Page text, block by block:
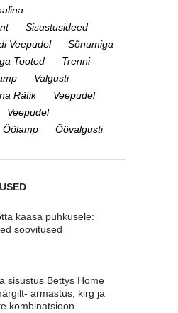
Sisustusideed
Veepudel
Sõnumiga
Tooted
Trenni
Valgusti
Rätik
Veepudel
Veepudel
Öölamp Öövalgusti
kaasa puhkusele:
soovitused
sisustus Bettys Home
armastus, kirg ja
kombinatsioon